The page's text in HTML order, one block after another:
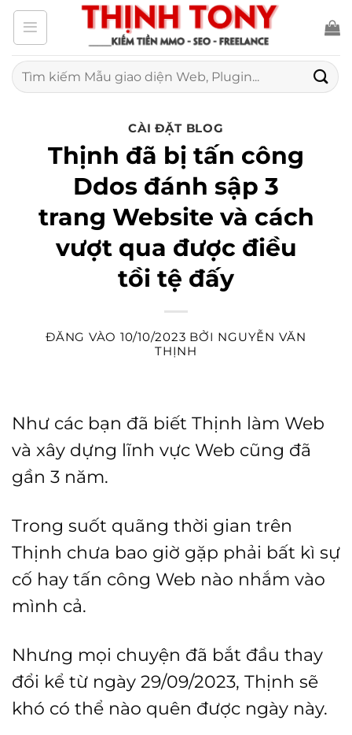
Bỏ
qua
nội
dung
Tìm
kiếm:
CÀI ĐẶT BLOG
Thịnh đã bị tấn công
Ddos đánh sập 3
trang Website và cách
vượt qua được điều
tồi tệ đấy
ĐĂNG VÀO 10/10/2023 BỞI NGUYỄN VĂN
THỊNH
Như các bạn đã biết Thịnh làm Web
và xây dựng lĩnh vực Web cũng đã
gần 3 năm.
Trong suốt quãng thời gian trên
Thịnh chưa bao giờ gặp phải bất kì sự
cố hay tấn công Web nào nhắm vào
mình cả.
Nhưng mọi chuyện đã bắt đầu thay
đổi kể từ ngày 29/09/2023, Thịnh sẽ
khó có thể nào quên được ngày này.